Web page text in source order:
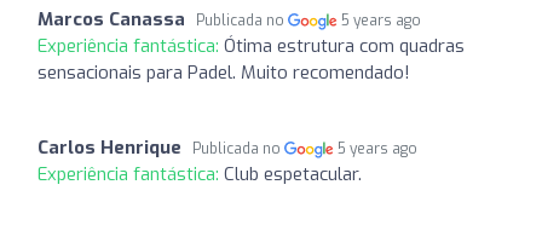
Marcos Canassa Publicada no 5 years ago
Experiência fantástica: Ótima estrutura com quadras
sensacionais para Padel. Muito recomendado!
Carlos Henrique Publicada no 5 years ago
Experiência fantástica: Club espetacular.